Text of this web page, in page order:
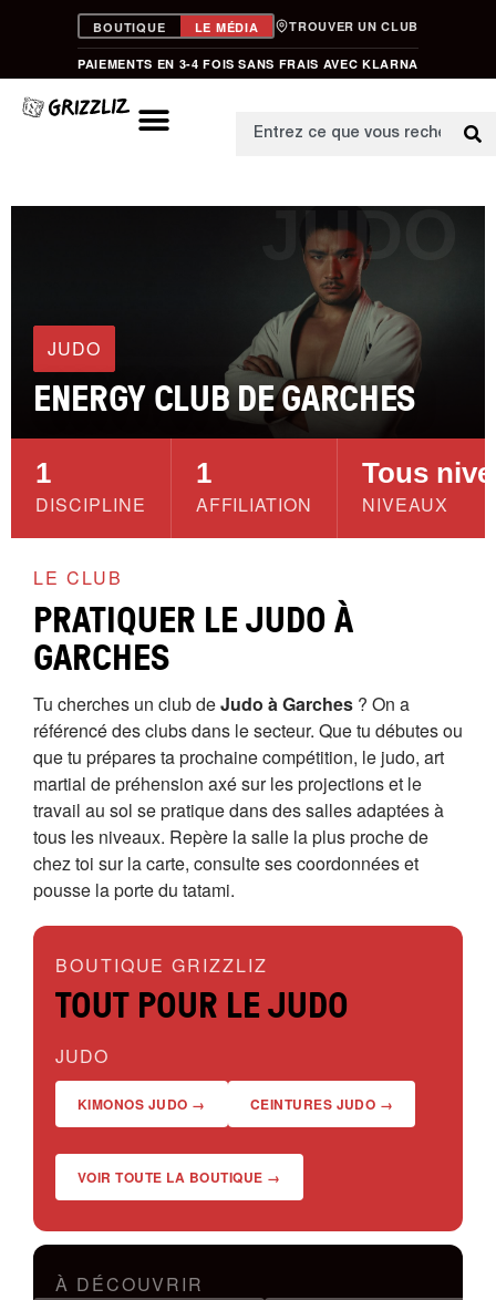
BOUTIQUE LE MÉDIA TROUVER UN CLUB
PAIEMENTS EN 3-4 FOIS SANS FRAIS AVEC KLARNA
JUDO
JUDO
ENERGY CLUB DE GARCHES
1
DISCIPLINE
1
AFFILIATION
Tous
NIVEAUX
LE CLUB
PRATIQUER LE JUDO À
GARCHES
Tu cherches un club deJudo à Garches ? On a
référencé des clubs dans le secteur. Que tu débutes ou
que tu prépares ta prochaine compétition, le judo, art
martial de préhension axé sur les projections et le
travail au sol se pratique dans des salles adaptées à
tous les niveaux. Repère la salle la plus proche de
chez toi sur la carte, consulte ses coordonnées et
pousse la porte du tatami.
BOUTIQUE GRIZZLIZ
TOUT POUR LE JUDO
JUDO
KIMONOS JUDO → CEINTURES JUDO →
VOIR TOUTE LA BOUTIQUE →
À DÉCOUVRIR